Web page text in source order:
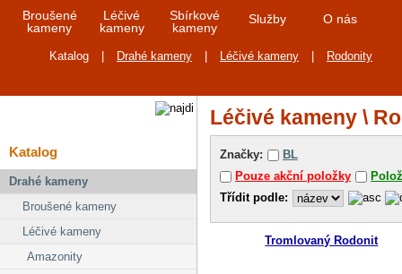
Broušené
kameny
Léčivé
kameny
Sbírkové
kameny
Služby O nás
Katalog Drahé kameny Léčivé kameny Rodonity
Katalog
Drahé kameny
Broušené kameny
Léčivé kameny
Amazonity
Léčivé kameny \
Značky:
BL
Pouze akční položky
Třídit podle:
Tromlovaný Rodonit